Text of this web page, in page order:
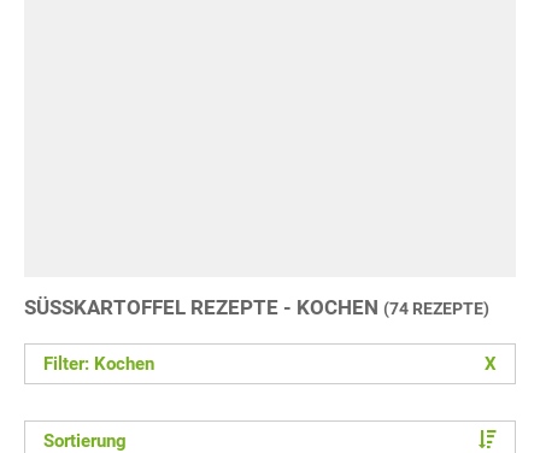
SÜSSKARTOFFEL REZEPTE - KOCHEN (74 REZEPTE)
Filter: Kochen X
Sortierung